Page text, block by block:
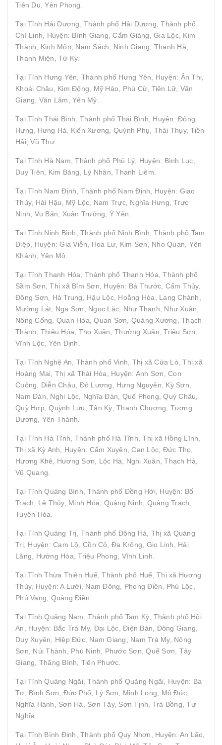
Tiên Du, Yên Phong.
Tại Tỉnh Hải Dương, Thành phố Hải Dương, Thành phố
Chí Linh, Huyện: Bình Giang, Cẩm Giàng, Gia Lộc, Kim
Thành, Kinh Môn, Nam Sách, Ninh Giang, Thanh Hà,
Thanh Miện, Tứ Kỳ.
Tại Tỉnh Hưng Yên, Thành phố Hưng Yên, Huyện: Ân Thi,
Khoái Châu, Kim Động, Mỹ Hào, Phù Cừ, Tiên Lữ, Văn
Giang, Văn Lâm, Yên Mỹ.
Tại Tỉnh Thái Bình, Thành phố Thái Bình, Huyện: Đông
Hưng, Hưng Hà, Kiến Xương, Quỳnh Phụ, Thái Thụy, Tiền
Hải, Vũ Thư.
Tại Tỉnh Hà Nam, Thành phố Phủ Lý, Huyện: Bình Lục,
Duy Tiên, Kim Bảng, Lý Nhân, Thanh Liêm.
Tại Tỉnh Nam Định, Thành phố Nam Định, Huyện: Giao
Thủy, Hải Hậu, Mỹ Lộc, Nam Trực, Nghĩa Hưng, Trực
Ninh, Vụ Bản, Xuân Trường, Ý Yên.
Tại Tỉnh Ninh Bình, Thành phố Ninh Bình, Thành phố Tam
Điệp, Huyện: Gia Viễn, Hoa Lư, Kim Sơn, Nho Quan, Yên
Khánh, Yên Mô.
Tại Tỉnh Thanh Hóa, Thành phố Thanh Hóa, Thành phố
Sầm Sơn, Thị xã Bỉm Sơn, Huyện: Bá Thước, Cẩm Thủy,
Đông Sơn, Hà Trung, Hậu Lộc, Hoằng Hóa, Lang Chánh,
Mường Lát, Nga Sơn, Ngọc Lặc, Như Thanh, Như Xuân,
Nông Cống, Quan Hóa, Quan Sơn, Quảng Xương, Thạch
Thành, Thiệu Hóa, Thọ Xuân, Thường Xuân, Triệu Sơn,
Vĩnh Lộc, Yên Định.
Tại Tỉnh Nghệ An, Thành phố Vinh, Thị xã Cửa Lò, Thị xã
Hoàng Mai, Thị xã Thái Hòa, Huyện: Anh Sơn, Con
Cuông, Diễn Châu, Đô Lương, Hưng Nguyên, Kỳ Sơn,
Nam Đàn, Nghi Lộc, Nghĩa Đàn, Quế Phong, Quỳ Châu,
Quỳ Hợp, Quỳnh Lưu, Tân Kỳ, Thanh Chương, Tương
Dương, Yên Thành.
Tại Tỉnh Hà Tĩnh, Thành phố Hà Tĩnh, Thị xã Hồng Lĩnh,
Thị xã Kỳ Anh, Huyện: Cẩm Xuyên, Can Lộc, Đức Thọ,
Hương Khê, Hương Sơn, Lộc Hà, Nghi Xuân, Thạch Hà,
Vũ Quang.
Tại Tỉnh Quảng Bình, Thành phố Đồng Hới, Huyện: Bố
Trạch, Lệ Thủy, Minh Hóa, Quảng Ninh, Quảng Trạch,
Tuyên Hóa.
Tại Tỉnh Quảng Trị, Thành phố Đông Hà, Thị xã Quảng
Trị, Huyện: Cam Lộ, Cồn Cỏ, Đa Krông, Gio Linh, Hải
Lăng, Hướng Hóa, Triệu Phong, Vĩnh Linh.
Tại Tỉnh Thừa Thiên Huế, Thành phố Huế, Thị xã Hương
Thủy, Huyện: A Lưới, Nam Đông, Phong Điền, Phú Lộc,
Phú Vang, Quảng Điền.
Tại Tỉnh Quảng Nam, Thành phố Tam Kỳ, Thành phố Hội
An, Huyện: Bắc Trà My, Đại Lộc, Điện Bàn, Đông Giang,
Duy Xuyên, Hiệp Đức, Nam Giang, Nam Trà My, Nông
Sơn, Núi Thành, Phú Ninh, Phước Sơn, Quế Sơn, Tây
Giang, Thăng Bình, Tiên Phước.
Tại Tỉnh Quảng Ngãi, Thành phố Quảng Ngãi, Huyện: Ba
Tơ, Bình Sơn, Đức Phổ, Lý Sơn, Minh Long, Mộ Đức,
Nghĩa Hành, Sơn Hà, Sơn Tây, Sơn Tịnh, Trà Bồng, Tư
Nghĩa.
Tại Tỉnh Bình Định, Thành phố Quy Nhơn, Huyện: An Lão,